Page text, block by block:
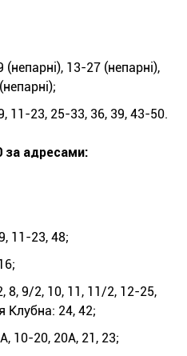
13-27 (непарні),
11-23, 25-33, 36, 39, 43-50.
за адресами:
11-23, 48;
8, 9/2, 10, 11, 11/2, 12-25,
Клубна: 24, 42;
10-20, 20А, 21, 23;